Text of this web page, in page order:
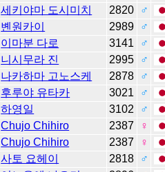
세키야마 도시미치 2820
♂
볜원카이 2989
♂
이마분 다로 3141
♂
니시무라 진 2995
♂
나카하마 고노스케 2878
♂
후루야 유타카 3021
♂
하영일 3102
♂
Chujo Chihiro 2387
♀
Chujo Chihiro 2387
♀
사토 요헤이 2818
♂